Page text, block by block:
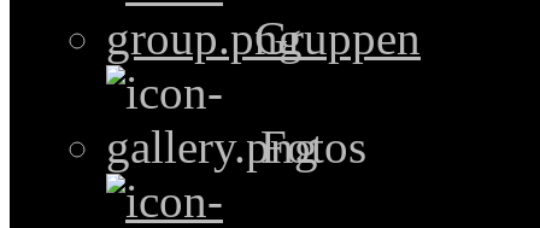
Gruppen
Fotos